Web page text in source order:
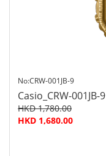
No:CRW-001JB-9
Casio_CRW-001JB-9
HKD 1,780.00
HKD 1,680.00